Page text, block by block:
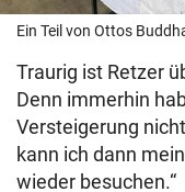
Ein Teil von Ottos
Traurig ist Retzer
Denn immerhin
Versteigerung
kann ich dann
wieder besuchen.“